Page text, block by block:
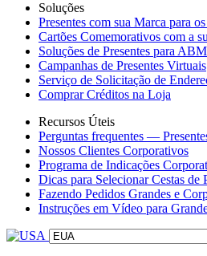
Soluções
Presentes com sua Marca para
Cartões Comemorativos com a
Soluções de Presentes para
Campanhas de Presentes Virtuais
Serviço de Solicitação de
Comprar Créditos na Loja
Recursos Úteis
Perguntas frequentes —
Nossos Clientes Corporativos
Programa de Indicações
Dicas para Selecionar Cestas de
Fazendo Pedidos Grandes e
Instruções em Vídeo para